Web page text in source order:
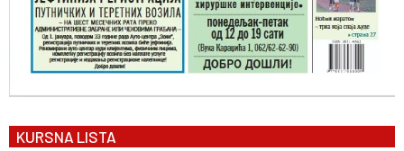
KURSNA LISTA